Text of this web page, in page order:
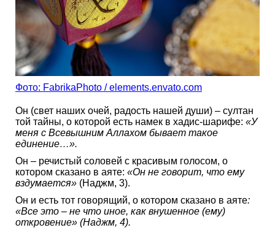
Фото: FabrikaPhoto / elements.envato.com
Он (свет наших очей, радость нашей души) – султан
той тайны, о которой есть намек в хадис-шарифе: «У
меня с Всевышним Аллахом бывает такое
единение…».
Он – речистый соловей с красивым голосом, о
котором сказано в аяте: «Он не говорит, что ему
вздумается» (Наджм, 3).
Он и есть тот говорящий, о котором сказано в аяте:
«Все это – не что иное, как внушенное (ему)
откровение» (Наджм, 4).